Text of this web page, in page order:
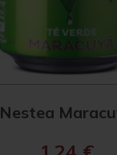
Nestea